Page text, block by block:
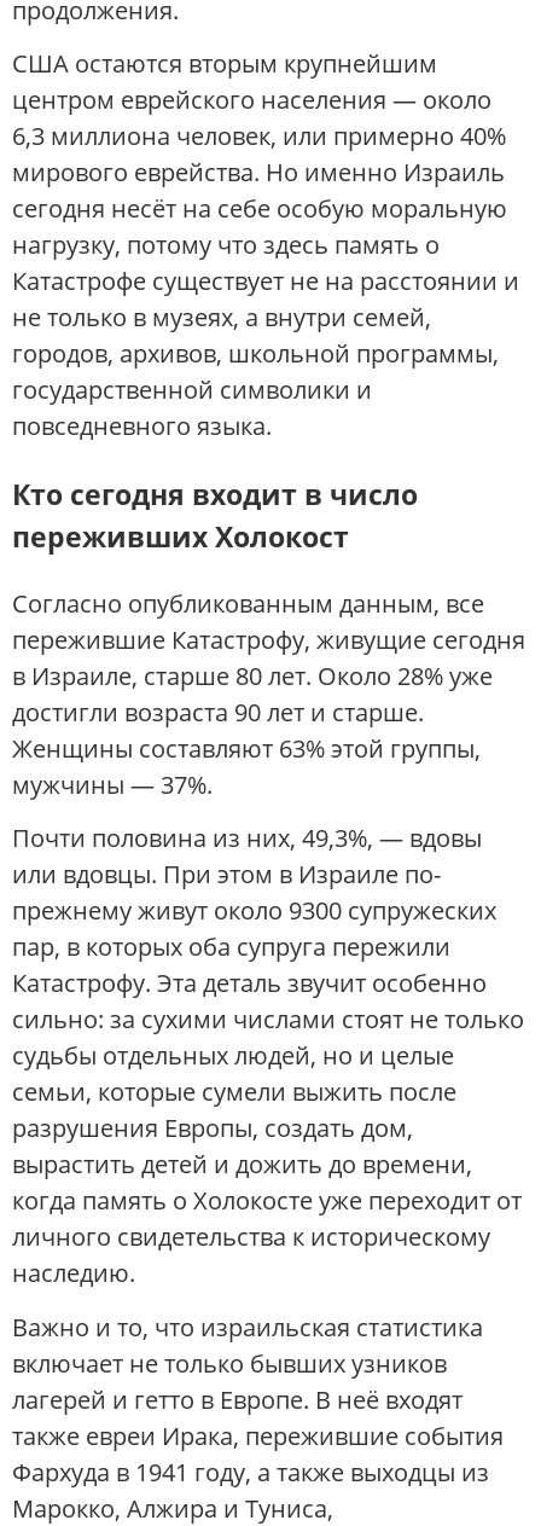
продолжения.
США остаются вторым крупнейшим
центром еврейского населения — около
6,3 миллиона человек, или примерно 40%
мирового еврейства. Но именно Израиль
сегодня несёт на себе особую моральную
нагрузку, потому что здесь память о
Катастрофе существует не на расстоянии и
не только в музеях, а внутри семей,
городов, архивов, школьной программы,
государственной символики и
повседневного языка.
Кто сегодня входит в число
переживших Холокост
Согласно опубликованным данным, все
пережившие Катастрофу, живущие сегодня
в Израиле, старше 80 лет. Около 28% уже
достигли возраста 90 лет и старше.
Женщины составляют 63% этой группы,
мужчины — 37%.
Почти половина из них, 49,3%, — вдовы
или вдовцы. При этом в Израиле по-
прежнему живут около 9300 супружеских
пар, в которых оба супруга пережили
Катастрофу. Эта деталь звучит особенно
сильно: за сухими числами стоят не только
судьбы отдельных людей, но и целые
семьи, которые сумели выжить после
разрушения Европы, создать дом,
вырастить детей и дожить до времени,
когда память о Холокосте уже переходит от
личного свидетельства к историческому
наследию.
Важно и то, что израильская статистика
включает не только бывших узников
лагерей и гетто в Европе. В неё входят
также евреи Ирака, пережившие события
Фархуда в 1941 году, а также выходцы из
Марокко, Алжира и Туниса,